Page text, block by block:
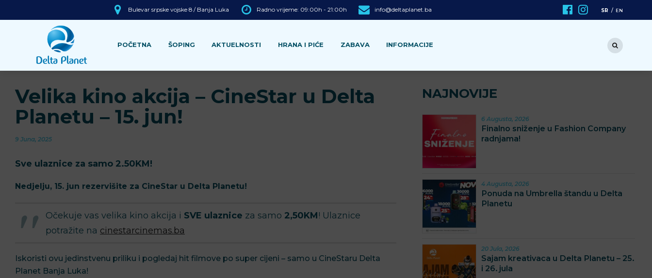
Bulevar srpske vojske 8 / Banja Luka Radno vrijeme: 09:00h - 21:00h info@deltaplanet.ba SR EN
POČETNA ŠOPING AKTUELNOSTI HRANA I PIĆE ZABAVA INFORMACIJE
Velika kino akcija – CineStar u Delta
Planetu – 15. jun!
9 Juna, 2025
Sve ulaznice za samo 2.50KM!
Nedjelju, 15. jun rezervišite za CineStar u Delta Planetu!
Očekuje vas velika kino akcija i SVE ulaznice za samo 2,50KM! Ulaznice
potražite na cinestarcinemas.ba
Iskoristi ovu jedinstvenu priliku i pogledaj hit filmove po super cijeni – samo u CineStaru Delta
Planet Banja Luka!
NAJNOVIJE
6 Augusta, 2026
Finalno sniženje u Fashion Company
radnjama!
4 Augusta, 2026
Ponuda na Umbrella štandu u Delta
Planetu
20 Jula, 2026
Sajam kreativaca u Delta Planetu – 25.
i 26. jula